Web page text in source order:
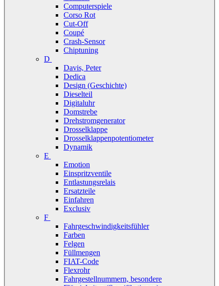
Computerspiele
Corso Rot
Cut-Off
Coupé
Crash-Sensor
Chiptuning
D
Davis, Peter
Dedica
Design (Geschichte)
Dieselteil
Digitaluhr
Domstrebe
Drehstromgenerator
Drosselklappe
Drosselklappenpotentiometer
Dynamik
E
Emotion
Einspritzventile
Entlastungsrelais
Ersatzteile
Einfahren
Exclusiv
F
Fahrgeschwindigkeitsfühler
Farben
Felgen
Füllmengen
FIAT-Code
Flexrohr
Fahrgestellnummern, besondere